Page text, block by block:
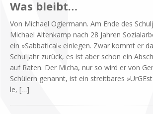
Was bleibt…
Von Mi­cha­el Ogier­mann. Am Ende des
Mi­cha­el Al­ten­kamp nach 28 Jah­ren
ein »Sab­ba­ti­cal« ein­le­gen. Zwar kommt er
Schul­jahr zu­rück, es ist aber schon ein
auf Ra­ten. Der Mi­cha, nur so wird er von
Schü­lern ge­nannt, ist ein streit­ba­res
le, […]